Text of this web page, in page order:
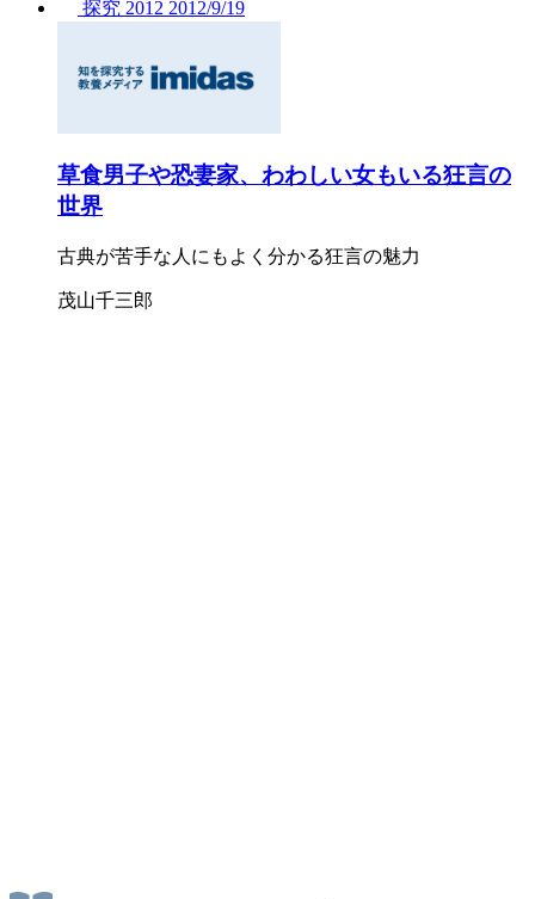
探究 2012 2012/9/19
草食男子や恐妻家、わわしい女もいる狂言の
世界
古典が苦手な人にもよく分かる狂言の魅力
茂山千三郎